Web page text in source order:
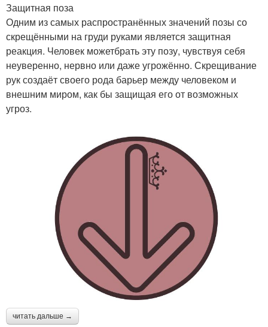
Защитная поза
Одним из самых распространённых значений позы со
скрещёнными на груди руками является защитная
реакция. Человек можетбрать эту позу, чувствуя себя
неуверенно, нервно или даже угрожённо. Скрещивание
рук создаёт своего рода барьер между человеком и
внешним миром, как бы защищая его от возможных
угроз.
читать дальше →